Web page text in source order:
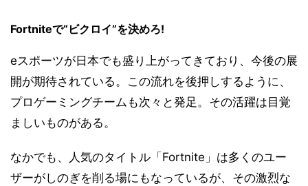
Fortniteで“ビクロイ”を決めろ!
eスポーツが日本でも盛り上がってきており、今後の展
開が期待されている。この流れを後押しするように、
プロゲーミングチームも次々と発足。その活躍は目覚
ましいものがある。
なかでも、人気のタイトル「Fortnite」は多くのユー
ザーがしのぎを削る場にもなっているが、その激烈な